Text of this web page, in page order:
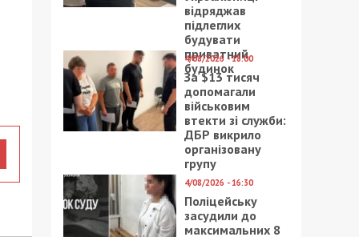
відряджав
підлеглих
будувати
приватний
будинок
4/08/2026 - 18:00
За $13 тисяч
допомагали
військовим
втекти зі служби:
ДБР викрило
організовану
групу
4/08/2026 - 16:30
Поліцейську
засудили до
максимальних 8